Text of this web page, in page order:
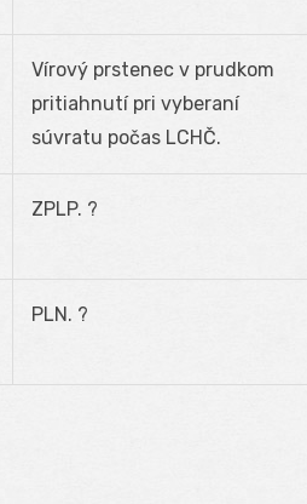
Vírový prstenec v prudkom
pritiahnutí pri vyberaní
súvratu počas LCHČ.
ZPLP. ?
PLN. ?